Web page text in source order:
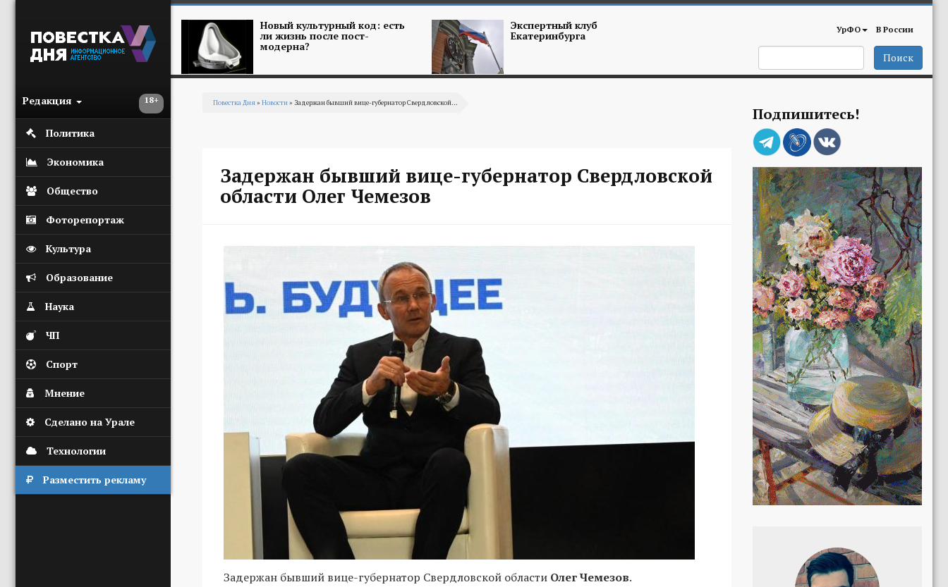
18+
Редакция
Политика
Экономика
Общество
Фоторепортаж
Культура
Образование
Наука
ЧП
Спорт
Мнение
Сделано на Урале
Технологии
Разместить рекламу
Новый культурный код: есть
ли жизнь после пост-
модерна?
Экспертный клуб
Екатеринбурга УрФО В России
Поиск
Повестка Дня» Новости» Задержан бывший вице-губернатор Свердловской...
Задержан бывший вице-губернатор Свердловской
области Олег Чемезов
Задержан бывший вице-губернатор Свердловской области Олег Чемезов.
Подпишитесь!